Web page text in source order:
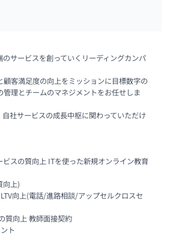
のサービスを創っていくリーディングカンパ
顧客満足度の向上をミッションに目標数字の
管理とチームのマネジメントをお任せしま
社サービスの成長中枢に関わっていただけ
スの質向上 ITを使った新規オンライン教育
向上)
向上(電話/進路相談/アップセルクロスセ
質向上 教師面接契約
ト